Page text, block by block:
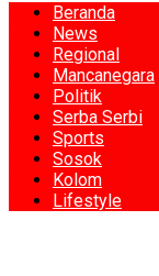
Beranda
News
Regional
Mancanegara
Politik
Serba Serbi
Sports
Sosok
Kolom
Lifestyle